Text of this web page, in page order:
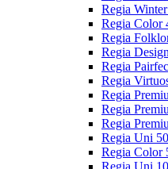
Regia
Regia Color
Regia
Regia
Regia
Regia
Regia
Regia
Regia
Regia Uni 50
Regia Color
Regia Uni